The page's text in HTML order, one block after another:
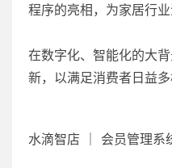
程序的亮相，为家居行业
在数字化、智能化的大
新，以满足消费者日益多
水滴智店 ｜ 会员管理系